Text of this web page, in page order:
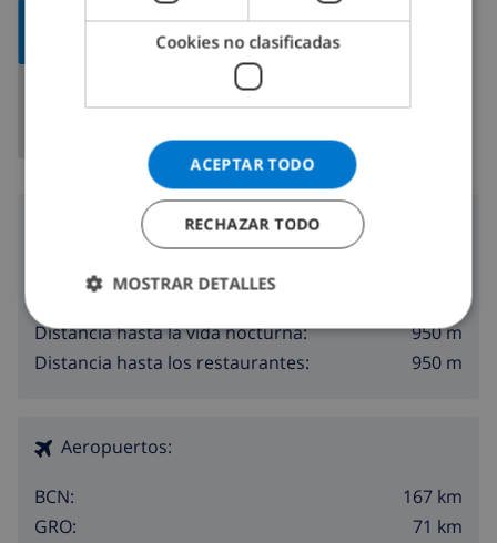
MOSTRAR
Alrededores
Distancia hasta el mar:
Distancia hasta la vida nocturna:
950 m
Distancia hasta los restaurantes:
950 m
Aeropuertos:
BCN:
167 km
GRO:
71 km
Cookies no clasificadas
ACEPTAR TODO
RECHAZAR TODO
MOSTRAR DETALLES